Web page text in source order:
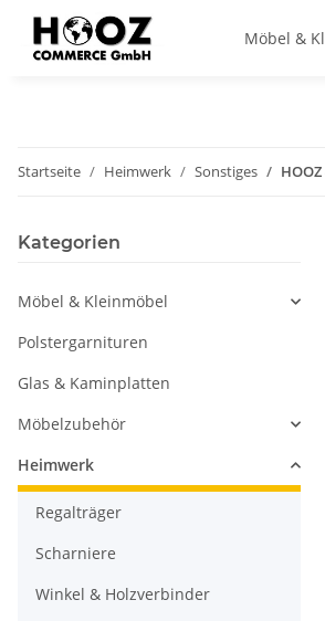
Möbel &
Startseite Heimwerk Sonstiges
Kategorien
Möbel & Kleinmöbel
Polstergarnituren
Glas & Kaminplatten
Möbelzubehör
Heimwerk
Regalträger
Scharniere
Winkel & Holzverbinder